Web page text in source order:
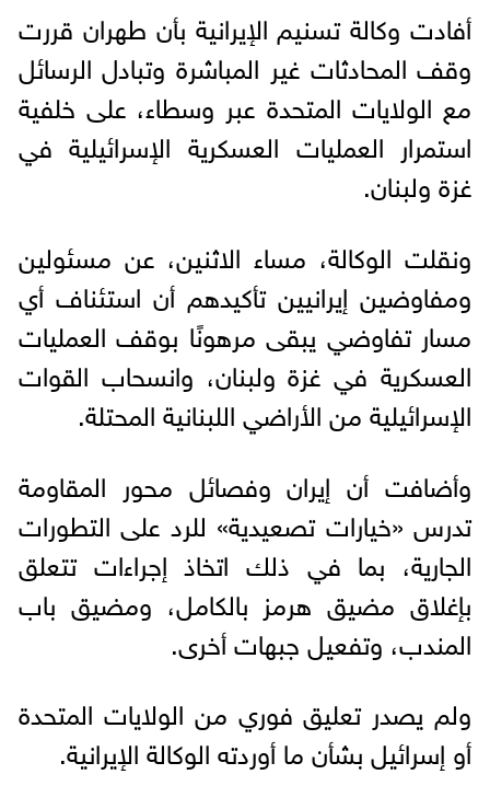
أفادت وكالة تسنيم الإيرانية بأن طهران قررت
وقف المحادثات غير المباشرة وتبادل الرسائل
مع الولايات المتحدة عبر وسطاء، على خلفية
استمرار العمليات العسكرية الإسرائيلية في
غزة ولبنان.
ونقلت الوكالة، مساء الاثنين، عن مسئولين
ومفاوضين إيرانيين تأكيدهم أن استئناف أي
مسار تفاوضي يبقى مرهونًا بوقف العمليات
العسكرية في غزة ولبنان، وانسحاب القوات
الإسرائيلية من الأراضي اللبنانية المحتلة.
وأضافت أن إيران وفصائل محور المقاومة
تدرس «خيارات تصعيدية» للرد على التطورات
الجارية، بما في ذلك اتخاذ إجراءات تتعلق
بإغلاق مضيق هرمز بالكامل، ومضيق باب
المندب، وتفعيل جبهات أخرى.
ولم يصدر تعليق فوري من الولايات المتحدة
أو إسرائيل بشأن ما أوردته الوكالة الإيرانية.